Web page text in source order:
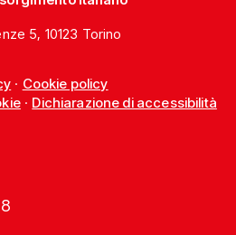
5, 10123 Torino
· Cookie policy
· Dichiarazione di accessibilità